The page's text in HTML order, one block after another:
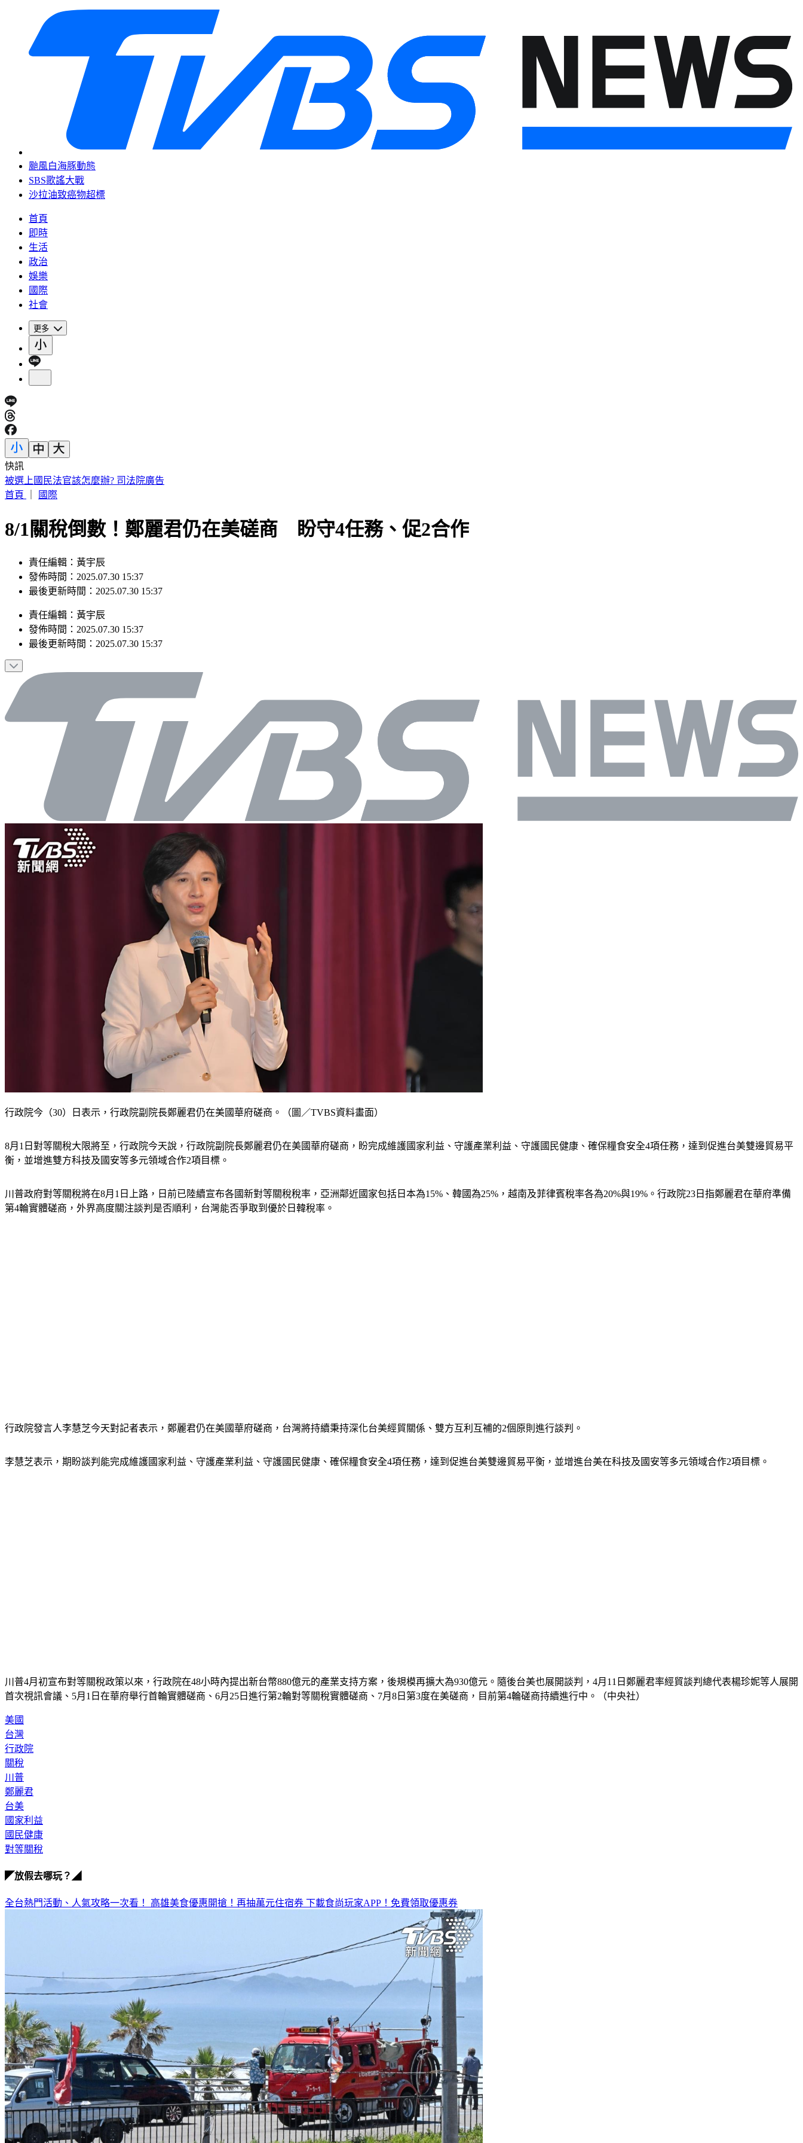
颱風白海豚動態
SBS歌謠大戰
沙拉油致癌物超標
首頁
即時
生活
政治
娛樂
國際
社會
更多
快訊
不甩藍白未來帳戶？賴清德：成長津貼已編入預算
首頁
國際
8/1關稅倒數！鄭麗君仍在美磋商 盼守4任務、促2合作
責任編輯：黃宇辰
發佈時間：2025.07.30 15:37
最後更新時間：2025.07.30 15:37
責任編輯 ： 黃宇辰
發佈時間： 2025.07.30 15:37
最後更新時間： 2025.07.30 15:37
行政院今（30）日表示，行政院副院長鄭麗君仍在美國華府磋商。（圖／TVBS資料畫面）
8月1日對等關稅大限將至，行政院今天說，行政院副院長鄭麗君仍在美國華府磋商，盼完成維護國家利益、守護產業利益、守護國民健康、確保糧食安全4項任務，達到促進台美雙邊貿易平
衡，並增進雙方科技及國安等多元領域合作2項目標。
川普政府對等關稅將在8月1日上路，日前已陸續宣布各國新對等關稅稅率，亞洲鄰近國家包括日本為15%、韓國為25%，越南及菲律賓稅率各為20%與19%。行政院23日指鄭麗君在華府準備
第4輪實體磋商，外界高度關注談判是否順利，台灣能否爭取到優於日韓稅率。
行政院發言人李慧芝今天對記者表示，鄭麗君仍在美國華府磋商，台灣將持續秉持深化台美經貿關係、雙方互利互補的2個原則進行談判。
李慧芝表示，期盼談判能完成維護國家利益、守護產業利益、守護國民健康、確保糧食安全4項任務，達到促進台美雙邊貿易平衡，並增進台美在科技及國安等多元領域合作2項目標。
川普4月初宣布對等關稅政策以來，行政院在48小時內提出新台幣880億元的產業支持方案，後規模再擴大為930億元。隨後台美也展開談判，4月11日鄭麗君率經貿談判總代表楊珍妮等人展開
首次視訊會議、5月1日在華府舉行首輪實體磋商、6月25日進行第2輪對等關稅實體磋商、7月8日第3度在美磋商，目前第4輪磋商持續進行中。（中央社）
美國
台灣
行政院
關稅
川普
鄭麗君
台美
國家利益
國民健康
對等關稅
◤放假去哪玩？◢
全台熱門活動、人氣攻略一次看！ 高雄美食優惠開搶！再抽萬元住宿券 下載食尚玩家APP！免費領取優惠券